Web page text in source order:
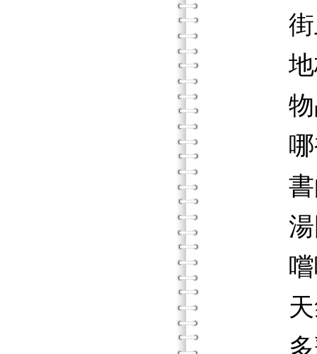
街上
地板
物品
哪裡
書的
湯
嚐
天氣
多彩